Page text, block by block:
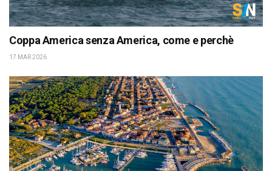
Coppa America senza America, come e perchè
17 MAR 2026